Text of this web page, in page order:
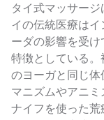
タイ式マッサー
イの伝統医療は
ーダの影響を受
特徴としている。
のヨーガと同じ
マニズムやアニ
ナイフを使った